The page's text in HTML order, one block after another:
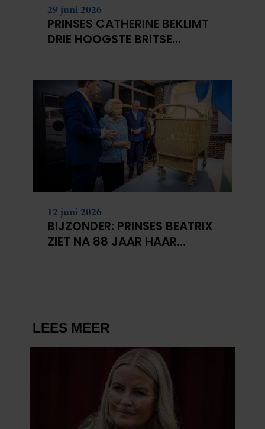
29 juni 2026
PRINSES CATHERINE BEKLIMT
DRIE HOOGSTE BRITSE
12 juni 2026
BIJZONDER: PRINSES BEATRIX
ZIET NA 88 JAAR HAAR